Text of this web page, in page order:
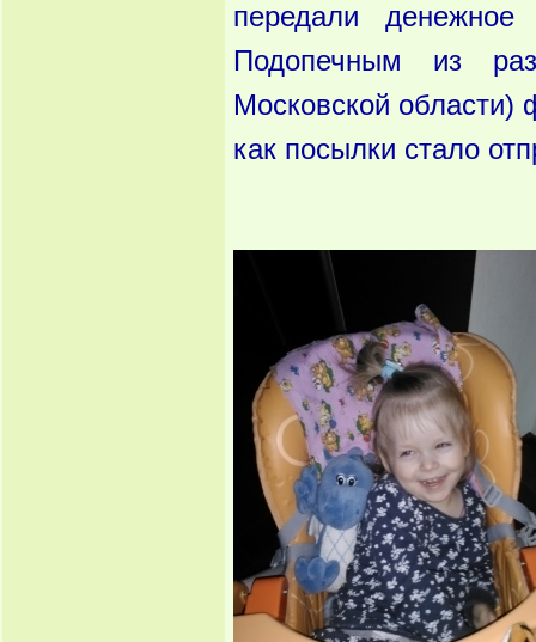
передали
Подопечным из
Московской области)
как посылки стало